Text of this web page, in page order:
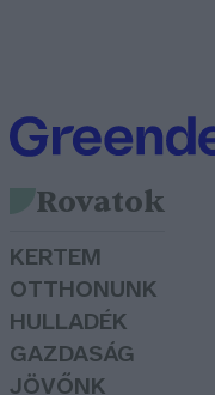
Rovatok
KERTEM
OTTHONUNK
HULLADÉK
GAZDASÁG
JÖVŐNK